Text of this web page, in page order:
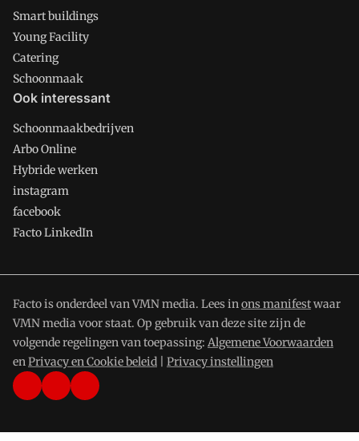
Smart buildings
Young Facility
Catering
Schoonmaak
Ook interessant
Schoonmaakbedrijven
Arbo Online
Hybride werken
instagram
facebook
Facto LinkedIn
Facto is onderdeel van VMN media. Lees inons manifestwaar
VMN media voor staat. Op gebruik van deze site zijn de
volgende regelingen van toepassing: Algemene Voorwaarden
enPrivacy en Cookie beleid Privacy instellingen